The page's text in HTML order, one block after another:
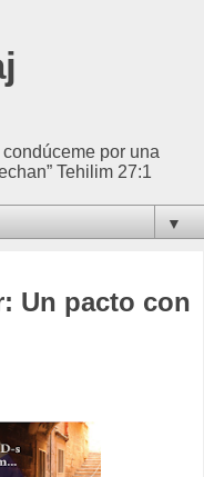
por una
Tehilim 27:1
▼
Un pacto con